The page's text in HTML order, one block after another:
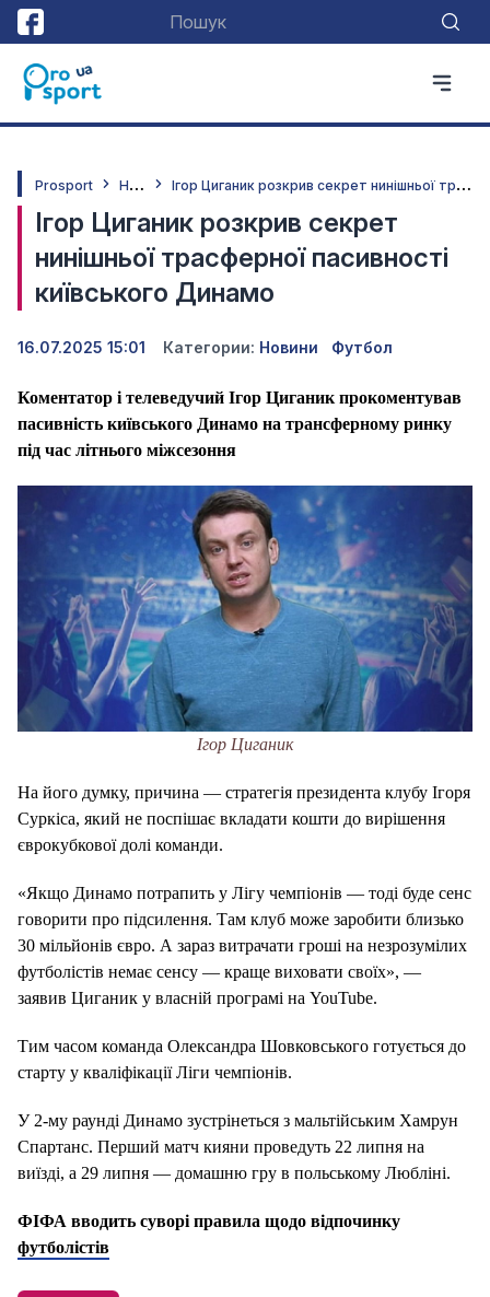
Prosport Н
овини І
гор Циганик розкрив секрет нинішньої трасферної пасивності київського Динамо
Ігор Циганик розкрив секрет
нинішньої трасферної пасивності
київського Динамо
16.07.2025 15:01 Категории: Новини Футбол
Коментатор і телеведучий Ігор Циганик прокоментував
пасивність київського Динамо на трансферному ринку
під час літнього міжсезоння
Ігор Циганик
На його думку, причина — стратегія президента клубу Ігоря
Суркіса, який не поспішає вкладати кошти до вирішення
єврокубкової долі команди.
«Якщо Динамо потрапить у Лігу чемпіонів — тоді буде сенс
говорити про підсилення. Там клуб може заробити близько
30 мільйонів євро. А зараз витрачати гроші на незрозумілих
футболістів немає сенсу — краще виховати своїх», —
заявив Циганик у власній програмі на YouTube.
Тим часом команда Олександра Шовковського готується до
старту у кваліфікації Ліги чемпіонів.
У 2-му раунді Динамо зустрінеться з мальтійським Хамрун
Спартанс. Перший матч кияни проведуть 22 липня на
виїзді, а 29 липня — домашню гру в польському Любліні.
ФІФА вводить суворі правила щодо відпочинку
футболістів